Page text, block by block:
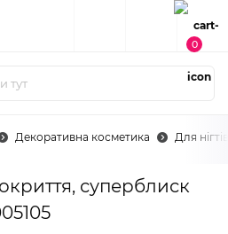
0
Декоративна косметика Для нігтів
суперблиск